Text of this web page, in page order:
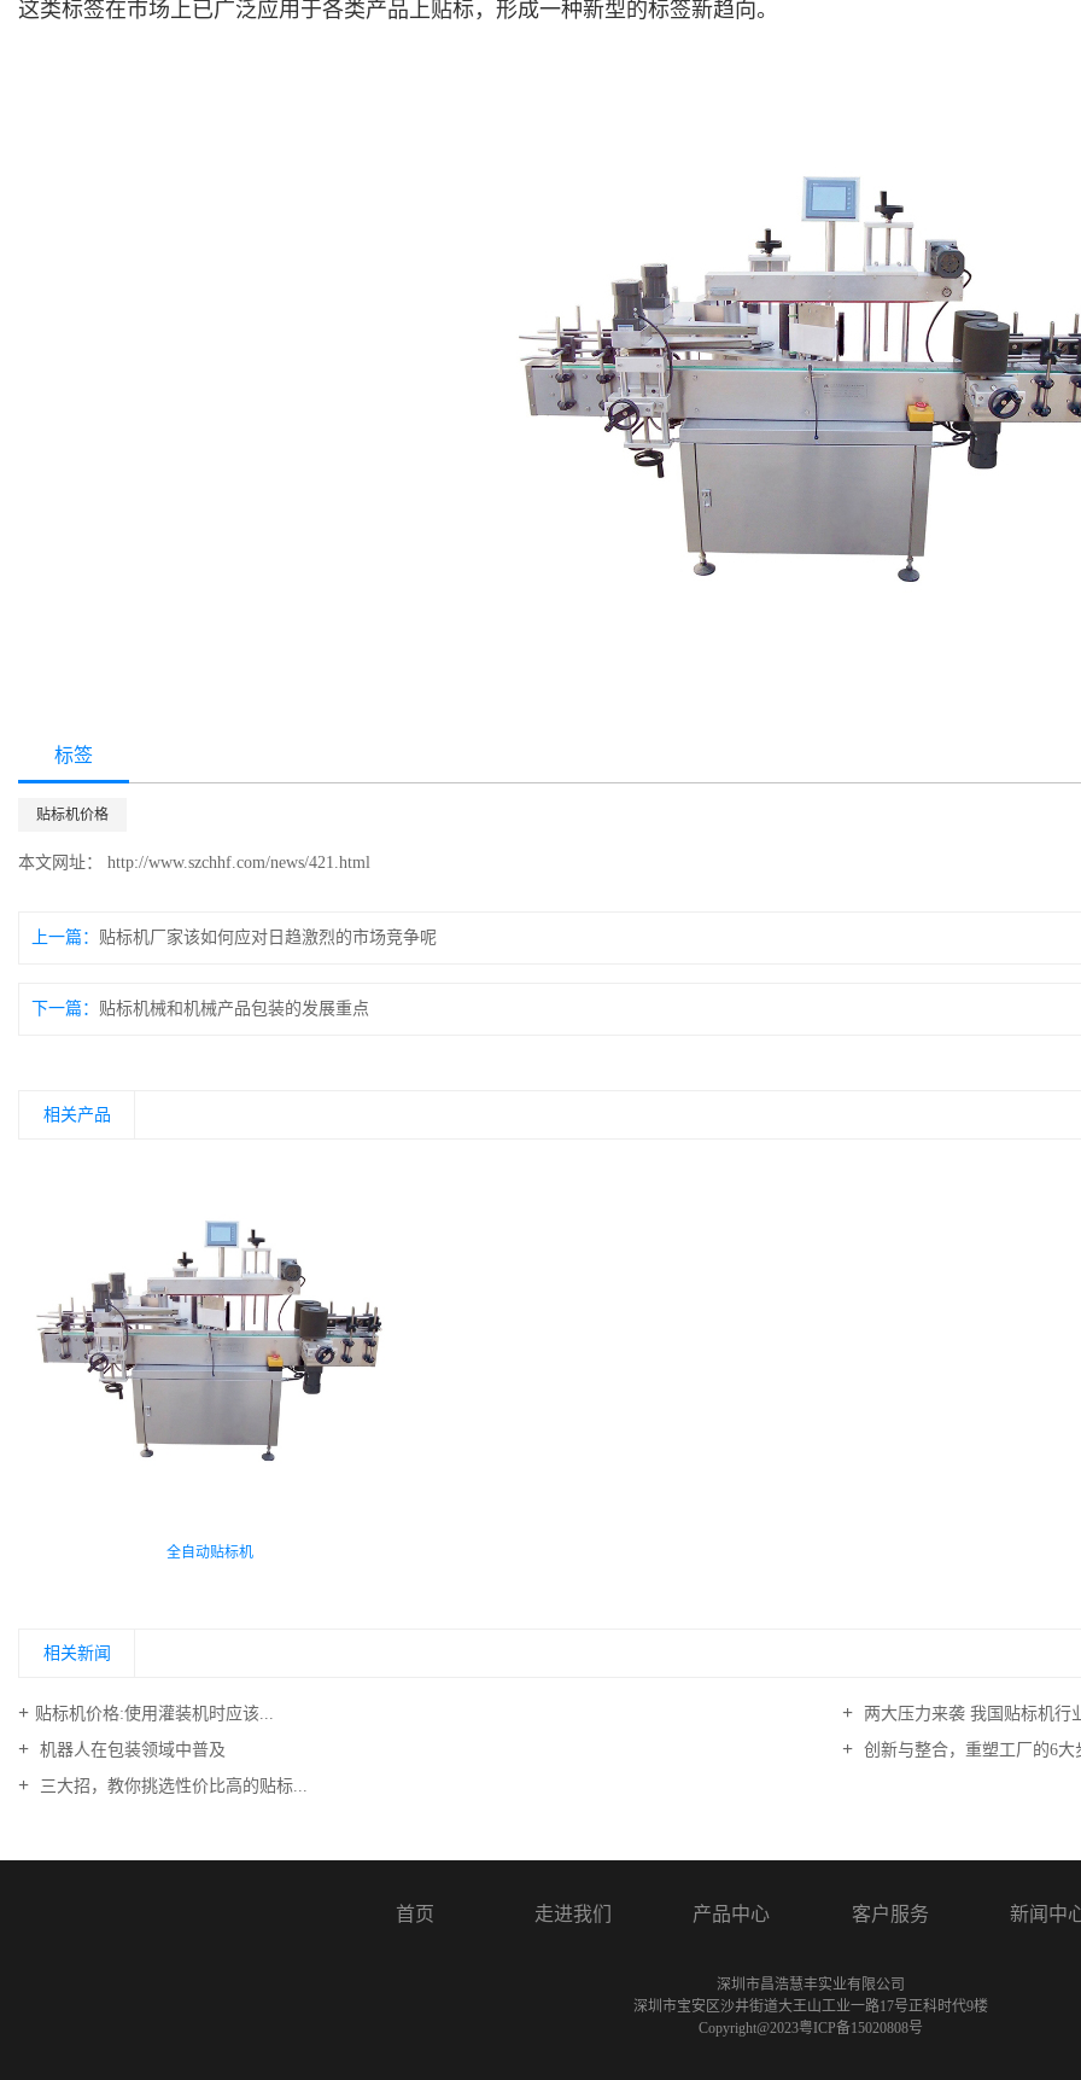
这类标签在市场上已广泛应用于各类产品上贴标，形成一种新型的标签新趋向。
标签
贴标机价格
本文网址： http://www.szchhf.com/news/421.html
上一篇： 贴标机厂家该如何应对日趋激烈的市场竞争呢
下一篇： 贴标机械和机械产品包装的发展重点
相关产品
全自动贴标机
相关新闻
​贴标机价格:使用灌装机时应该...
两大压力来袭 我国贴标机行
机器人在包装领域中普及
创新与整合，重塑工厂的6大
三大招，教你挑选性价比高的贴标...
首页 走进我们 产品中心 客户服务 新闻中
深圳市昌浩慧丰实业有限公司
深圳市宝安区沙井街道大王山工业一路17号正科时代9楼
Copyright@2023粤ICP备15020808号